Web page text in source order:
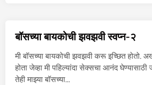
झ
व
वी
स्व
प्न
-
३
बॉसच्या बायकोची झवझवी स्वप्न-२
मी बॉसच्या बायकोची झवझवी करू इच्छित होतो.
होता जेव्हा मी पहिल्यांदा सेक्सचा आनंद घेण्यासाठी
तेही माझ्या बॉसच्या…